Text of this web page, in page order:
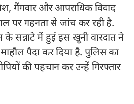
गैंगवार और आपराधिक विवाद
पर गहनता से जांच कर रही है.
के सन्नाटे में हुई इस खूनी वारदात ने
पैदा कर दिया है. पुलिस का
की पहचान कर उन्हें गिरफ्तार